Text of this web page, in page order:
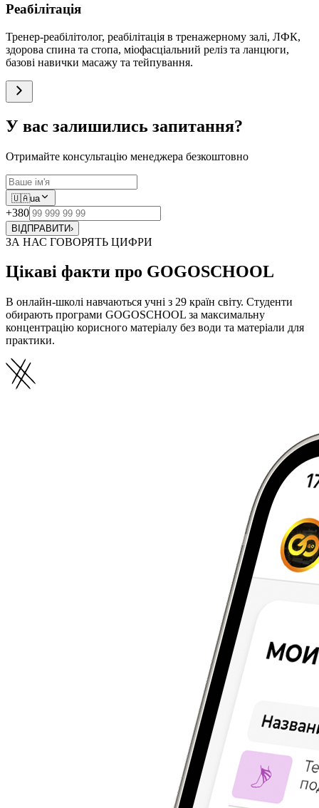
Реабілітація
Тренер-реабілітолог, реабілітація в тренажерному залі, ЛФК,
здорова спина та стопа, міофасціальний реліз та ланцюги,
базові навички масажу та тейпування.
У вас залишились запитання?
Отримайте консультацію менеджера безкоштовно
🇺🇦ua
+380
ВІДПРАВИТИ›
ЗА НАС ГОВОРЯТЬ ЦИФРИ
Цікаві факти про GOGOSCHOOL
В онлайн-школі навчаються учні з 29 країн світу. Студенти
обирають програми GOGOSCHOOL за максимальну
концентрацію корисного матеріалу без води та матеріали для
практики.